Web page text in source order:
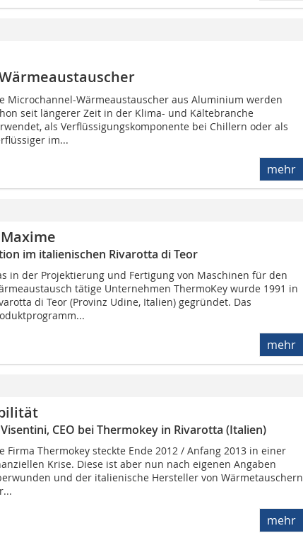
Microchannel-Wärmeaustauscher aus Aluminium werden
seit längerer Zeit in der Klima- und Kältebranche
als Verflüssigungskomponente bei Chillern oder als
im...
mehr
im italienischen Rivarotta di Teor
in der Projektierung und Fertigung von Maschinen für den
tätige Unternehmen ThermoKey wurde 1991 in
di Teor (Provinz Udine, Italien) gegründet. Das
mehr
CEO bei Thermokey in Rivarotta (Italien)
Firma Thermokey steckte Ende 2012 / Anfang 2013 in einer
Krise. Diese ist aber nun nach eigenen Angaben
und der italienische Hersteller von Wärmetauschern
mehr